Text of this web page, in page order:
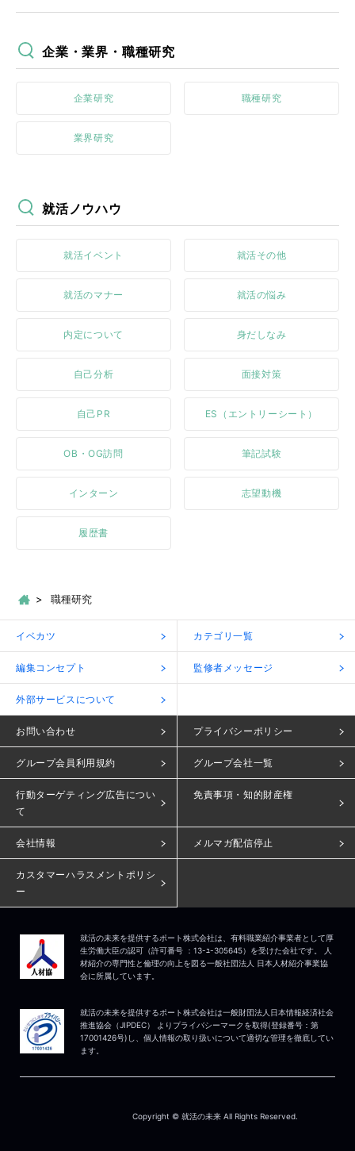
企業・業界・職種研究
企業研究 職種研究
業界研究
就活ノウハウ
就活イベント 就活その他
就活のマナー 就活の悩み
内定について 身だしなみ
自己分析 面接対策
自己PR ES（エントリーシート）
OB・OG訪問 筆記試験
インターン 志望動機
履歴書
職種研究
イベカツ カテゴリ一覧
編集コンセプト 監修者メッセージ
外部サービスについて
お問い合わせ プライバシーポリシー
グループ会員利用規約 グループ会社一覧
行動ターゲティング広告につい
て
免責事項・知的財産権
会社情報 メルマガ配信停止
カスタマーハラスメントポリシ
ー